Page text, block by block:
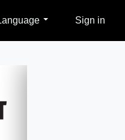
Language Sign in